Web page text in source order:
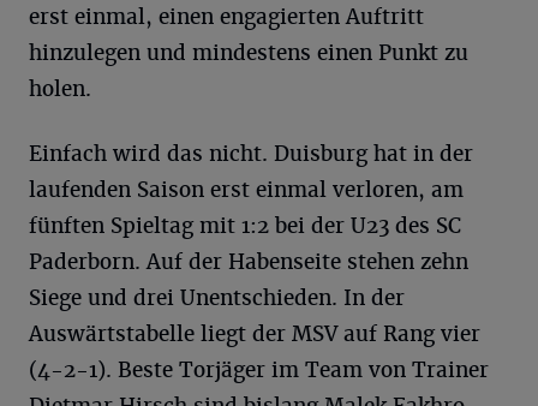
erst einmal, einen engagierten Auftritt
hinzulegen und mindestens einen Punkt zu
holen.
Einfach wird das nicht. Duisburg hat in der
laufenden Saison erst einmal verloren, am
fünften Spieltag mit 1:2 bei der U23 des SC
Paderborn. Auf der Habenseite stehen zehn
Siege und drei Unentschieden. In der
Auswärtstabelle liegt der MSV auf Rang vier
(4-2-1). Beste Torjäger im Team von Trainer